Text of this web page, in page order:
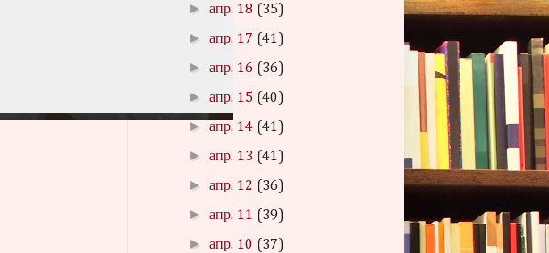
►апр. 18 (35)
►апр. 17 (41)
►апр. 16 (36)
►апр. 15 (40)
►апр. 14 (41)
►апр. 13 (41)
►апр. 12 (36)
►апр. 11 (39)
►апр. 10 (37)